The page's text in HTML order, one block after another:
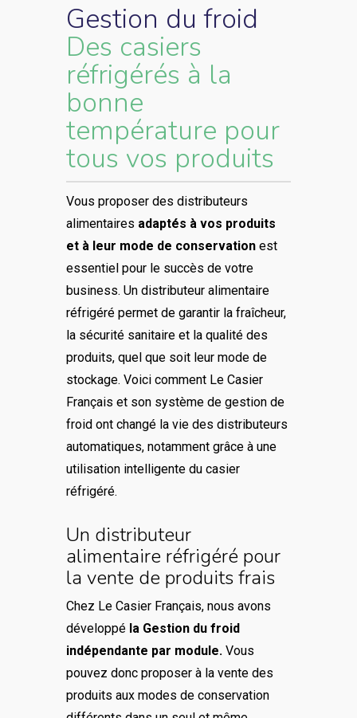
Gestion du froid
Des casiers
réfrigérés à la
bonne
température pour
tous vos produits
Vous proposer des distributeurs
alimentaires adaptés à vos produits
et à leur mode de conservation est
essentiel pour le succès de votre
business. Un distributeur alimentaire
réfrigéré permet de garantir la fraîcheur,
la sécurité sanitaire et la qualité des
produits, quel que soit leur mode de
stockage. Voici comment Le Casier
Français et son système de gestion de
froid ont changé la vie des distributeurs
automatiques, notamment grâce à une
utilisation intelligente du casier
réfrigéré.
Un distributeur
alimentaire réfrigéré pour
la vente de produits frais
Chez Le Casier Français, nous avons
développé la Gestion du froid
indépendante par module. Vous
pouvez donc proposer à la vente des
produits aux modes de conservation